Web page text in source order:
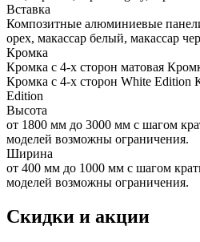
Вставка
Композитные алюминиевые
орех, макассар белый, макассар
Кромка
Кромка с 4-х сторон матовая
Кромка с 4-х сторон White Edition
Edition
Высота
от 1800 мм до 3000 мм с шагом
моделей возможны ограничения.
Ширина
от 400 мм до 1000 мм с шагом
моделей возможны ограничения.
Скидки и акции